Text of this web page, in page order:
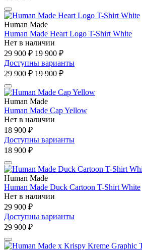
Human Made
Human Made Heart Logo T-Shirt White
Нет в наличии
29 900 ₽ 19 900 ₽
Доступны варианты
29 900 ₽ 19 900 ₽
Human Made
Human Made Cap Yellow
Нет в наличии
18 900 ₽
Доступны варианты
18 900 ₽
Human Made
Human Made Duck Cartoon T-Shirt White
Нет в наличии
29 900 ₽
Доступны варианты
29 900 ₽